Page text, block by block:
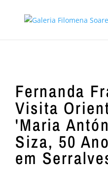
Fernanda
Visita
'Maria
Siza, 50
em